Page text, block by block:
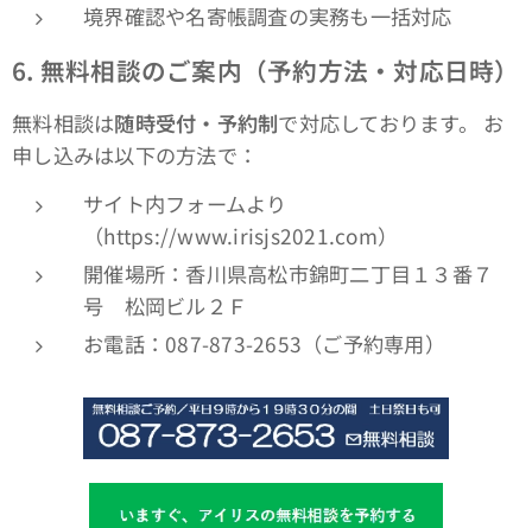
境界確認や名寄帳調査の実務も一括対応
6. 無料相談のご案内（予約方法・対応日時）
無料相談は随時受付・予約制で対応しております。 お
申し込みは以下の方法で：
サイト内フォームより
（https://www.irisjs2021.com）
開催場所：香川県高松市錦町二丁目１３番７
号 松岡ビル２Ｆ
お電話：087-873-2653（ご予約専用）